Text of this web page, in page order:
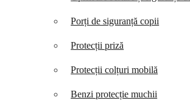
Porți de siguranță copii
Protecții priză
Protecții colțuri mobilă
Benzi protecție muchii